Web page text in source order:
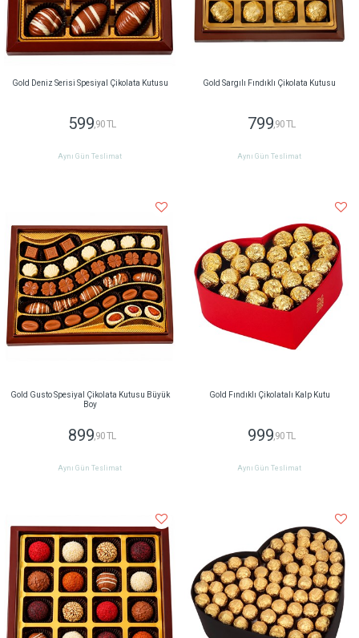
Gold Deniz Serisi Spesiyal Çikolata Kutusu
599,90 TL
Aynı Gün Teslimat
Gold Sargılı Fındıklı Çikolata Kutusu
799,90 TL
Aynı Gün Teslimat
Gold Gusto Spesiyal Çikolata Kutusu Büyük
Boy
899,90 TL
Aynı Gün Teslimat
Gold Fındıklı Çikolatalı Kalp Kutu
999,90 TL
Aynı Gün Teslimat